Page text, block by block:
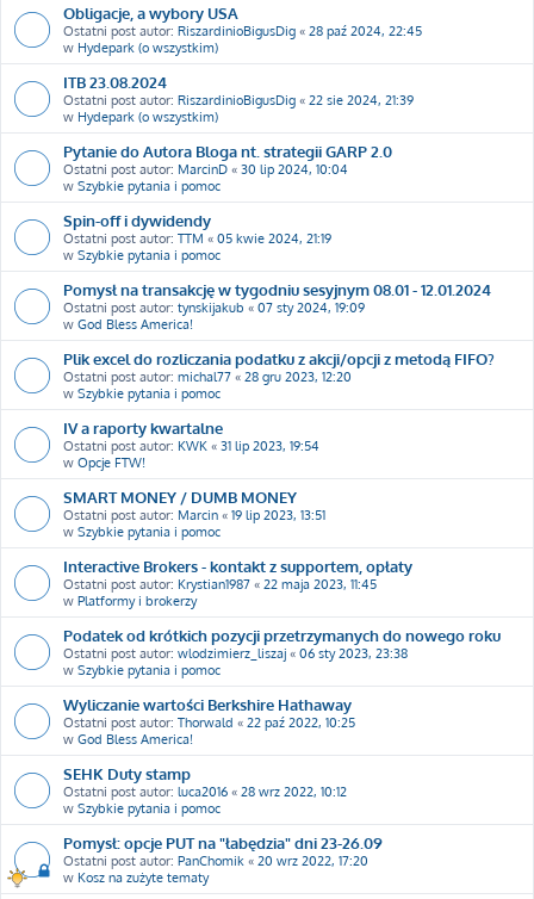
Obligacje, a wybory USA
Ostatni post autor: RiszardinioBigusDig « 28 paź 2024, 22:45
w Hydepark (o wszystkim)
ITB 23.08.2024
Ostatni post autor: RiszardinioBigusDig « 22 sie 2024, 21:39
w Hydepark (o wszystkim)
Pytanie do Autora Bloga nt. strategii GARP 2.0
Ostatni post autor: MarcinD « 30 lip 2024, 10:04
w Szybkie pytania i pomoc
Spin-off i dywidendy
Ostatni post autor: TTM « 05 kwie 2024, 21:19
w Szybkie pytania i pomoc
Pomysł na transakcję w tygodniu sesyjnym 08.01 - 12.01.2024
Ostatni post autor: tynskijakub « 07 sty 2024, 19:09
w God Bless America!
Plik excel do rozliczania podatku z akcji/opcji z metodą FIFO?
Ostatni post autor: michal77 « 28 gru 2023, 12:20
w Szybkie pytania i pomoc
IV a raporty kwartalne
Ostatni post autor: KWK « 31 lip 2023, 19:54
w Opcje FTW!
SMART MONEY / DUMB MONEY
Ostatni post autor: Marcin « 19 lip 2023, 13:51
w Szybkie pytania i pomoc
Interactive Brokers - kontakt z supportem, opłaty
Ostatni post autor: Krystian1987 « 22 maja 2023, 11:45
w Platformy i brokerzy
Podatek od krótkich pozycji przetrzymanych do nowego roku
Ostatni post autor: wlodzimierz_liszaj « 06 sty 2023, 23:38
w Szybkie pytania i pomoc
Wyliczanie wartości Berkshire Hathaway
Ostatni post autor: Thorwald « 22 paź 2022, 10:25
w God Bless America!
SEHK Duty stamp
Ostatni post autor: luca2016 « 28 wrz 2022, 10:12
w Szybkie pytania i pomoc
Pomysł: opcje PUT na "łabędzia" dni 23-26.09
Ostatni post autor: PanChomik « 20 wrz 2022, 17:20
w Kosz na zużyte tematy